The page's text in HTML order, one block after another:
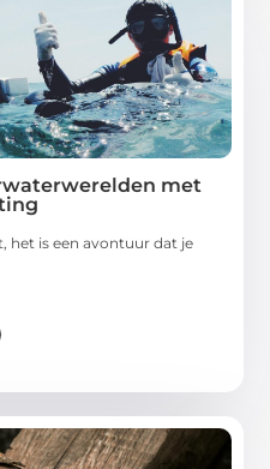
met
het is een avontuur dat je